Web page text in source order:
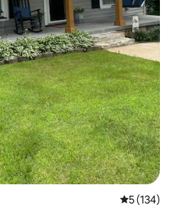
Évaluation
5 (134)